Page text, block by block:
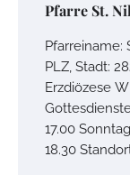
Pfarre St.
Pfarreiname:
PLZ, Stadt:
Erzdiözese
17.00
18.30